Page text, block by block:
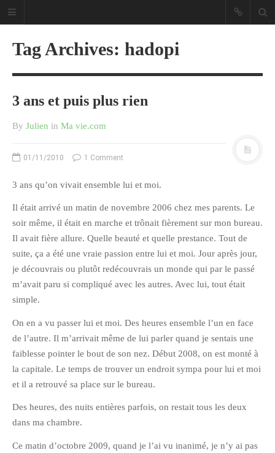
Ailleurs
Culture
Ma Vie.com
Miaaam!
Pendant Ce Temps À Véra Cruz
Pix&Music
Trouvailles
BLOGROLL
David
Tag Archives: hadopi
3 ans et puis plus rien
By Julien in Ma vie.com
01/11/2010 1 Comment
3 ans qu’on vivait ensemble lui et moi.
Il était arrivé un matin de novembre 2006 chez mes parents. Le
soir même, il était en marche et trônait fièrement sur mon bureau.
Il avait fière allure. Quelle beauté et quelle prestance. Tout de
suite, ça a été une vraie passion entre lui et moi. Jour après jour,
je découvrais ou plutôt redécouvrais un monde qui par le passé
m’avait paru si compliqué avec les autres. Avec lui, tout était
simple.
On en a vu passer lui et moi. Des heures ensemble l’un en face
de l’autre. Il m’arrivait même de lui parler quand je sentais une
faiblesse pointer le bout de son nez. Début 2008, on est monté à
la capitale. Le temps de trouver un endroit sympa pour lui et moi
et il a retrouvé sa place sur le bureau.
Des heures, des nuits entières parfois, on restait tous les deux
dans ma chambre.
Ce matin d’octobre 2009, quand je l’ai vu inanimé, je n’y ai pas